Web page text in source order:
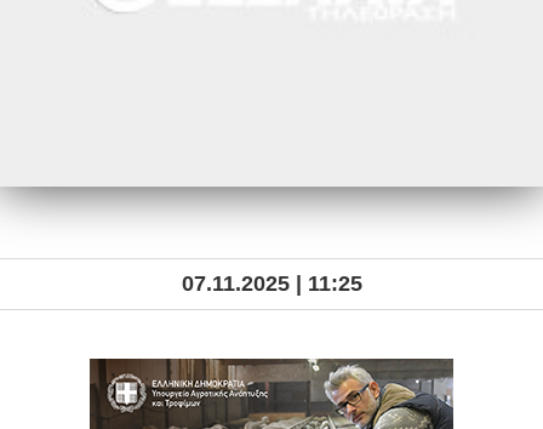
07.11.2025 | 11:25